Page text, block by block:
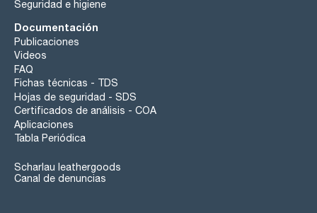
Seguridad e higiene
Documentación
Publicaciones
Videos
FAQ
Fichas técnicas - TDS
Hojas de seguridad - SDS
Certificados de análisis - COA
Aplicaciones
Tabla Periódica
Scharlau leathergoods
Canal de denuncias